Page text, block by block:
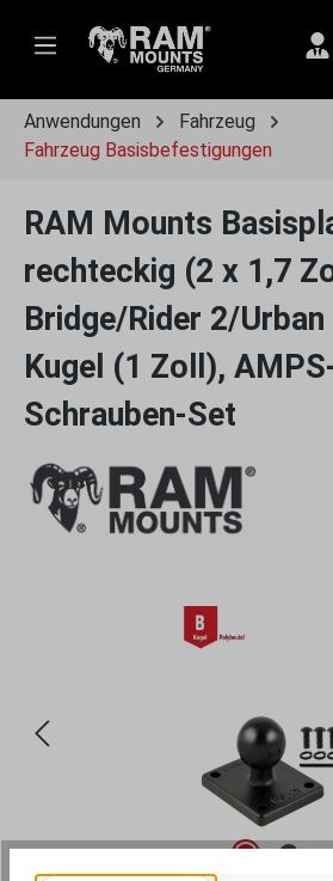
Zum Hauptinhalt springen
Anwendungen
Fahrzeug
Fahrzeug Basisbefestigungen
RAM Mounts
rechteckig (2 x 1,7
Bridge/Rider 2/Urban
Kugel (1 Zoll),
Schrauben-Set
Bildergalerie überspringen